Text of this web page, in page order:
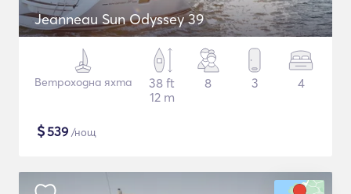
Jeanneau Sun Odyssey 39
Ветроходна яхта
38 ft
12 m
8 3 4
$539 /нощ